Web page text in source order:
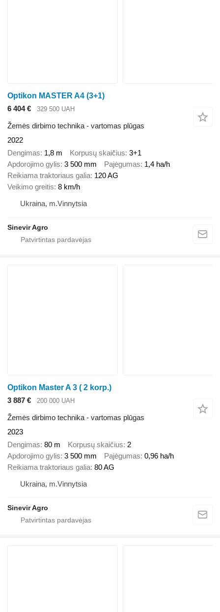
Optikon MASTER A4 (3+1)
6 404 €
329 500 UAH
Žemės dirbimo technika - vartomas plūgas
2022
Dengimas 1,8 m Korpusų skaičius 3+1
Apdorojimo gylis 3 500 mm Pajėgumas 1,4 ha/h
Reikiama traktoriaus galia 120 AG
Veikimo greitis 8 km/h
Ukraina, m.Vinnytsia
Sinevir Agro
Optikon Master A 3 ( 2 korp.)
3 887 €
200 000 UAH
Žemės dirbimo technika - vartomas plūgas
2023
Dengimas 80 m Korpusų skaičius 2
Apdorojimo gylis 3 500 mm Pajėgumas 0,96 ha/h
Reikiama traktoriaus galia 80 AG
Ukraina, m.Vinnytsia
Sinevir Agro